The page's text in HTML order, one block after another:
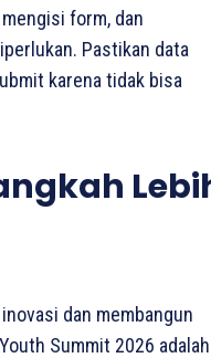
form, dan
Pastikan data
karena tidak bisa
dan membangun
Summit 2026 adalah